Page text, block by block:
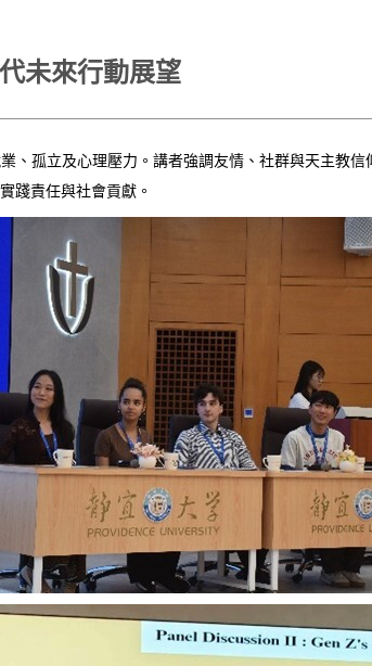
未來行動展望
、孤立及心理壓力。講者強調友情、社群與天主教
踐責任與社會貢獻。